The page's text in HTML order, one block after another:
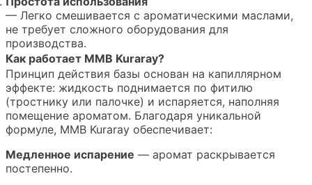
— Легко смешивается с ароматическими маслами,
не требует сложного оборудования для
производства.
Как работает MMB Kuraray?
Принцип действия базы основан на капиллярном
эффекте: жидкость поднимается по фитилю
(тростнику или палочке) и испаряется, наполняя
помещение ароматом. Благодаря уникальной
формуле, MMB Kuraray обеспечивает:
Медленное испарение — аромат раскрывается
постепенно.